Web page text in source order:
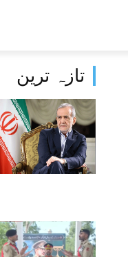
تازہ ترین